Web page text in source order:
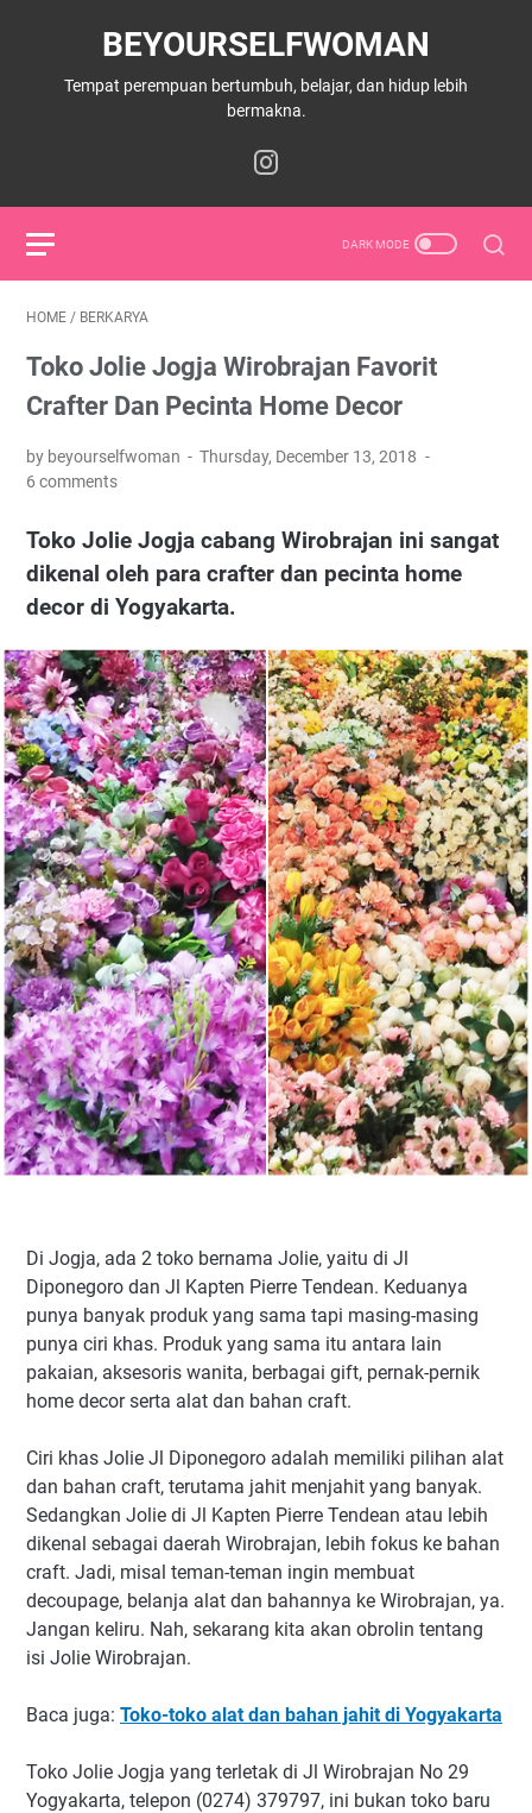
BEYOURSELFWOMAN
Tempat perempuan bertumbuh, belajar, dan hidup lebih
bermakna.
HOME / BERKARYA
Toko Jolie Jogja Wirobrajan Favorit
Crafter Dan Pecinta Home Decor
by beyourselfwoman
Thursday, December 13, 2018
6 comments
Toko Jolie Jogja cabang Wirobrajan ini sangat
dikenal oleh para crafter dan pecinta home
decor di Yogyakarta.
Di Jogja, ada 2 toko bernama Jolie, yaitu di Jl
Diponegoro dan Jl Kapten Pierre Tendean. Keduanya
punya banyak produk yang sama tapi masing-masing
punya ciri khas. Produk yang sama itu antara lain
pakaian, aksesoris wanita, berbagai gift, pernak-pernik
home decor serta alat dan bahan craft.
Ciri khas Jolie Jl Diponegoro adalah memiliki pilihan alat
dan bahan craft, terutama jahit menjahit yang banyak.
Sedangkan Jolie di Jl Kapten Pierre Tendean atau lebih
dikenal sebagai daerah Wirobrajan, lebih fokus ke bahan
craft. Jadi, misal teman-teman ingin membuat
decoupage, belanja alat dan bahannya ke Wirobrajan, ya.
Jangan keliru. Nah, sekarang kita akan obrolin tentang
isi Jolie Wirobrajan.
Baca juga: Toko-toko alat dan bahan jahit di Yogyakarta
Toko Jolie Jogja yang terletak di Jl Wirobrajan No 29
Yogyakarta, telepon (0274) 379797, ini bukan toko baru